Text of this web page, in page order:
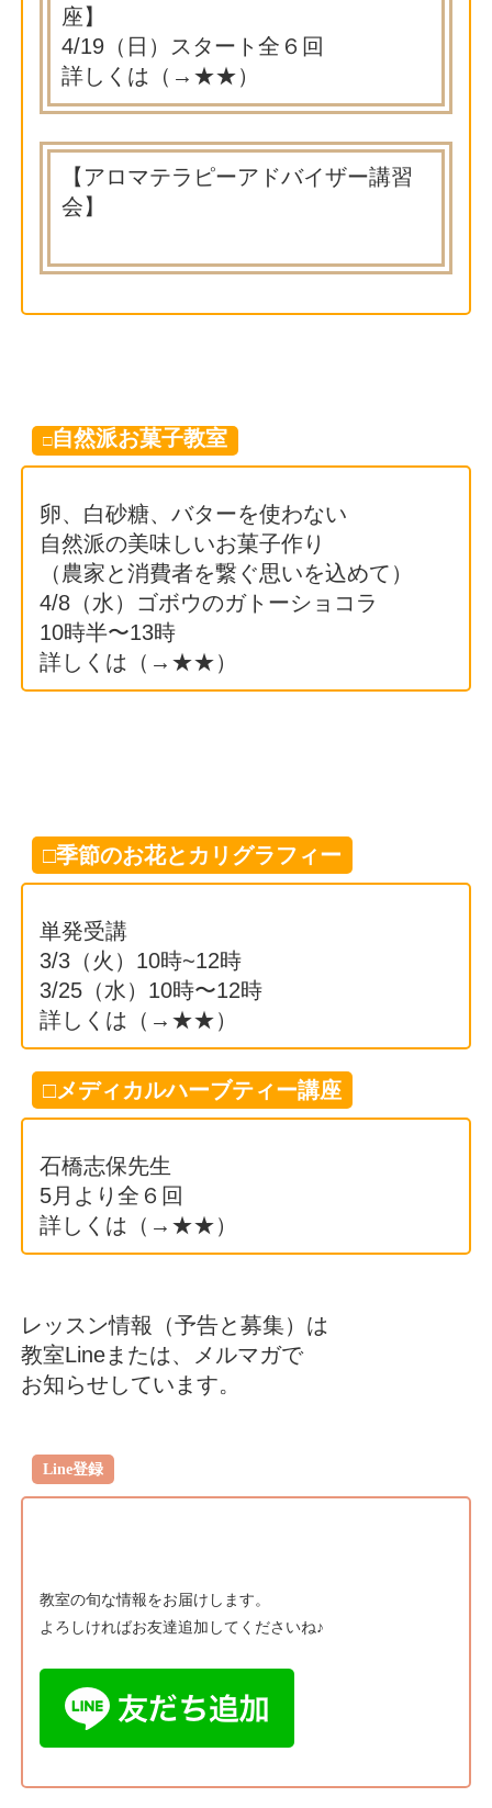
座】
4/19（日）スタート全６回
詳しくは（→ ★★）
【アロマテラピーアドバイザー講習
会】
□自然派お菓子教室
卵、白砂糖、バターを使わない
自然派の美味しいお菓子作り
（農家と消費者を繋ぐ思いを込めて）
4/8（水）ゴボウのガトーショコラ
10時半〜13時
詳しくは（→ ★★）
□季節のお花とカリグラフィー
単発受講
3/3（火）10時~12時
3/25（水）10時〜12時
詳しくは（→ ★★）
□メディカルハーブティー講座
石橋志保先生
5月より全６回
詳しくは（→ ★★）
レッスン情報（予告と募集）は
教室Lineまたは、メルマガで
お知らせしています。
Line登録
教室の旬な情報をお届けします。
よろしければお友達追加してくださいね♪